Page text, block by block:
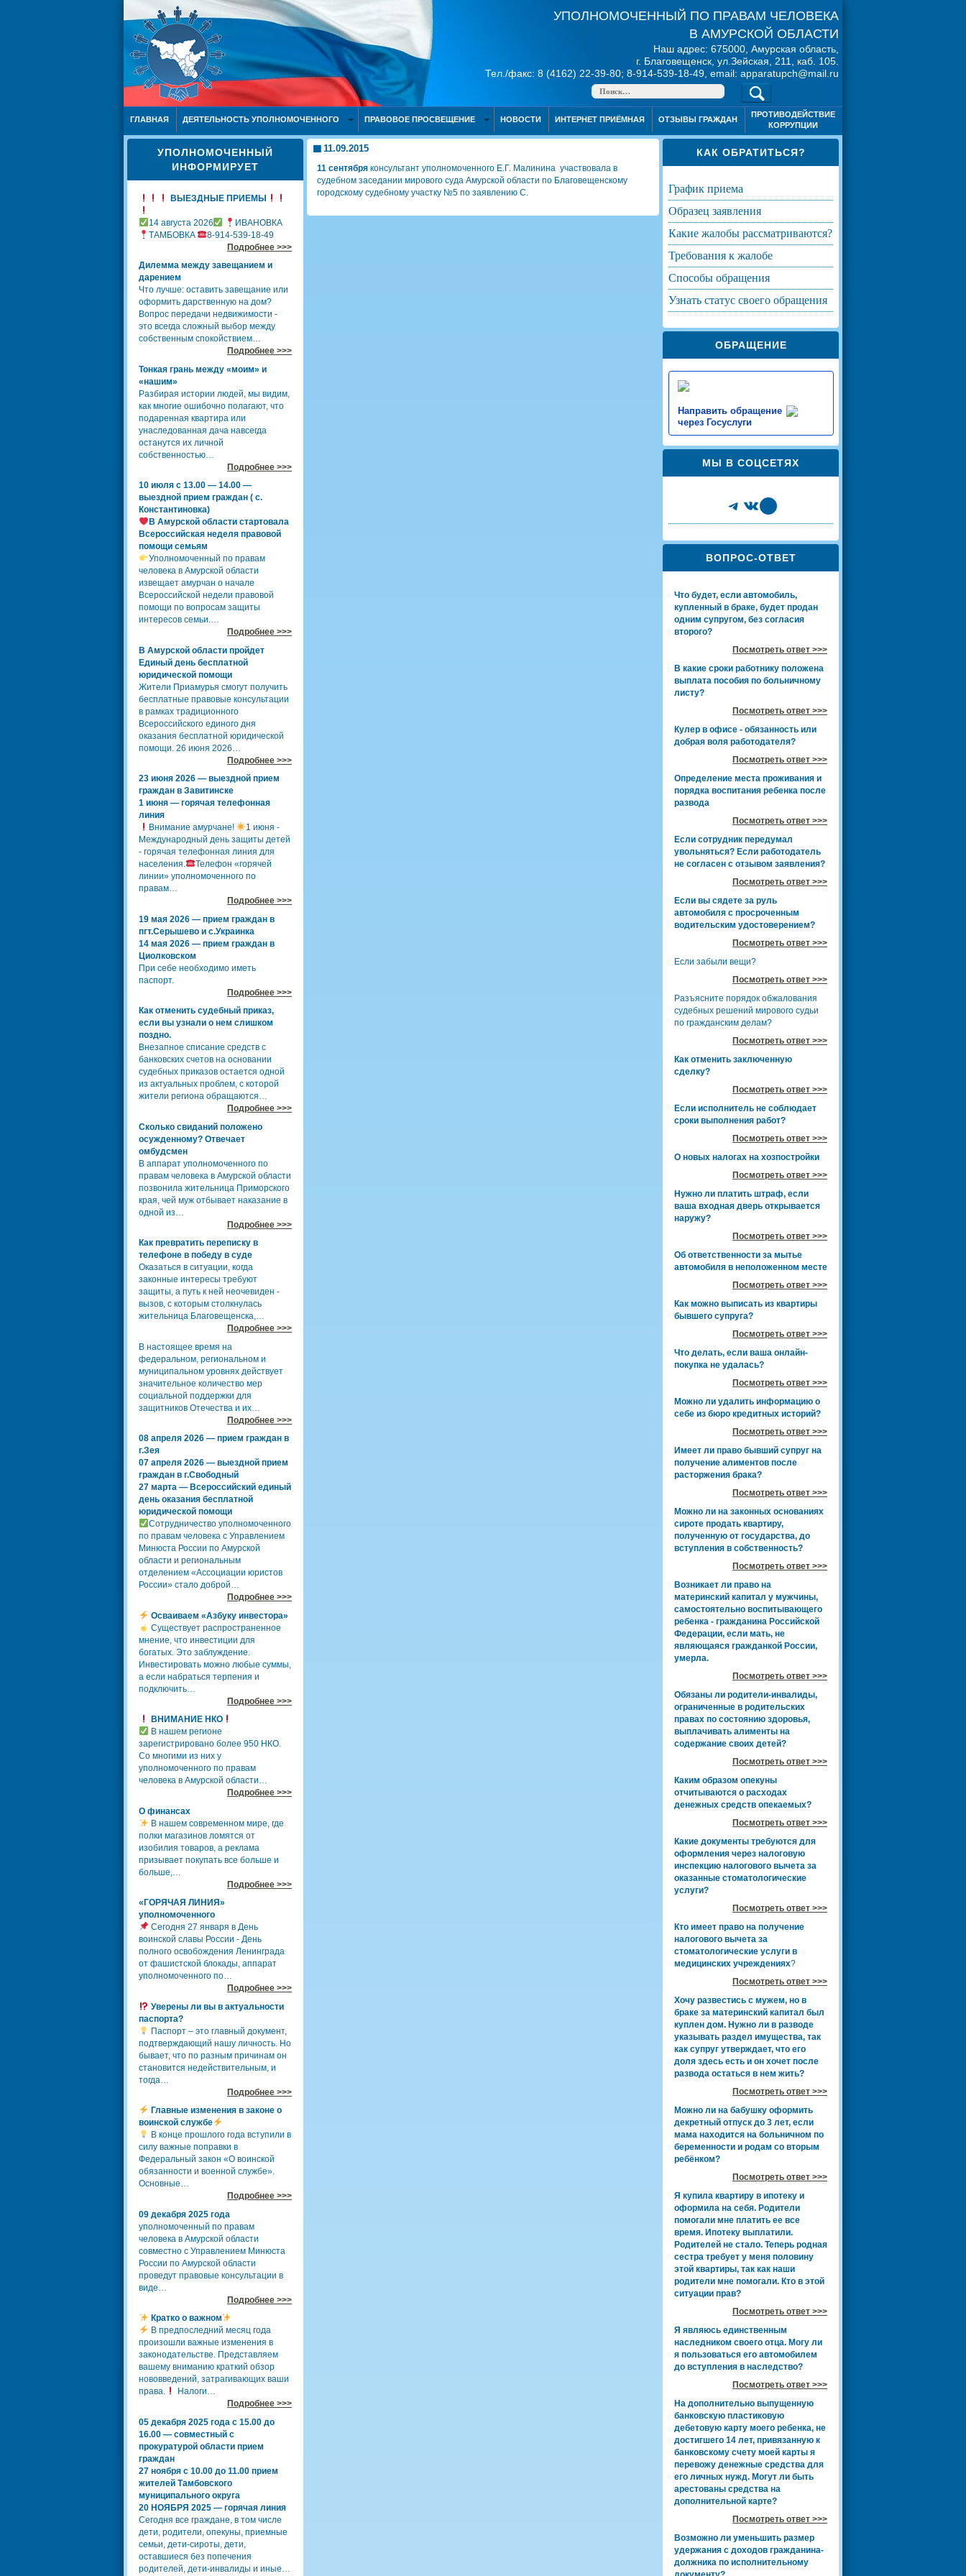
УПОЛНОМОЧЕННЫЙ ПО ПРАВАМ ЧЕЛОВЕКА
В АМУРСКОЙ ОБЛАСТИ
Наш адрес: 675000, Амурская область,
г. Благовещенск, ул.Зейская, 211, каб. 105.
Тел./факс: 8 (4162) 22-39-80; 8-914-539-18-49, email: apparatupch@mail.ru
ГЛАВНАЯ ДЕЯТЕЛЬНОСТЬ УПОЛНОМОЧЕННОГО ПРАВОВОЕ ПРОСВЕЩЕНИЕ НОВОСТИ ИНТЕРНЕТ ПРИЁМНАЯ ОТЗЫВЫ ГРАЖДАН
ПРОТИВОДЕЙСТВИЕ
КОРРУПЦИИ
УПОЛНОМОЧЕННЫЙ
ИНФОРМИРУЕТ
ВЫЕЗДНЫЕ ПРИЕМЫ
14 августа 2026
ИВАНОВКА
ТАМБОВКА
8-914-539-18-49
Подробнее >>>
Дилемма между завещанием и
дарением
Что лучше: оставить завещание или
оформить дарственную на дом?
Вопрос передачи недвижимости -
это всегда сложный выбор между
собственным спокойствием…
Подробнее >>>
Тонкая грань между «моим» и
«нашим»
Разбирая истории людей, мы видим,
как многие ошибочно полагают, что
подаренная квартира или
унаследованная дача навсегда
останутся их личной
собственностью…
Подробнее >>>
10 июля с 13.00 — 14.00 —
выездной прием граждан ( с.
Константиновка)
В Амурской области стартовала
Всероссийская неделя правовой
помощи семьям
Уполномоченный по правам
человека в Амурской области
извещает амурчан о начале
Всероссийской недели правовой
помощи по вопросам защиты
интересов семьи.…
Подробнее >>>
В Амурской области пройдет
Единый день бесплатной
юридической помощи
Жители Приамурья смогут получить
бесплатные правовые консультации
в рамках традиционного
Всероссийского единого дня
оказания бесплатной юридической
помощи. 26 июня 2026…
Подробнее >>>
23 июня 2026 — выездной прием
граждан в Завитинске
1 июня — горячая телефонная
линия
Внимание амурчане!
1 июня -
Международный день защиты детей
- горячая телефонная линия для
населения.
Телефон «горячей
линии» уполномоченного по
правам…
Подробнее >>>
19 мая 2026 — прием граждан в
пгт.Серышево и с.Украинка
14 мая 2026 — прием граждан в
Циолковском
При себе необходимо иметь
паспорт.
Подробнее >>>
Как отменить судебный приказ,
если вы узнали о нем слишком
поздно.
Внезапное списание средств с
банковских счетов на основании
судебных приказов остается одной
из актуальных проблем, с которой
жители региона обращаются…
Подробнее >>>
Сколько свиданий положено
осужденному? Отвечает
омбудсмен
В аппарат уполномоченного по
правам человека в Амурской области
позвонила жительница Приморского
края, чей муж отбывает наказание в
одной из…
Подробнее >>>
Как превратить переписку в
телефоне в победу в суде
Оказаться в ситуации, когда
законные интересы требуют
защиты, а путь к ней неочевиден -
вызов, с которым столкнулась
жительница Благовещенска,…
Подробнее >>>
В настоящее время на
федеральном, региональном и
муниципальном уровнях действует
значительное количество мер
социальной поддержки для
защитников Отечества и их…
Подробнее >>>
08 апреля 2026 — прием граждан в
г.Зея
07 апреля 2026 — выездной прием
граждан в г.Свободный
27 марта — Всероссийский единый
день оказания бесплатной
юридической помощи
Сотрудничество уполномоченного
по правам человека с Управлением
Минюста России по Амурской
области и региональным
отделением «Ассоциации юристов
России» стало доброй…
Подробнее >>>
Осваиваем «Азбуку инвестора»
Существует распространенное
мнение, что инвестиции для
богатых. Это заблуждение.
Инвестировать можно любые суммы,
а если набраться терпения и
подключить…
Подробнее >>>
ВНИМАНИЕ НКО
В нашем регионе
зарегистрировано более 950 НКО.
Со многими из них у
уполномоченного по правам
человека в Амурской области…
Подробнее >>>
О финансах
В нашем современном мире, где
полки магазинов ломятся от
изобилия товаров, а реклама
призывает покупать все больше и
больше,…
Подробнее >>>
«ГОРЯЧАЯ ЛИНИЯ»
уполномоченного
Сегодня 27 января в День
воинской славы России - День
полного освобождения Ленинграда
от фашистской блокады, аппарат
уполномоченного по…
Подробнее >>>
Уверены ли вы в актуальности
паспорта?
Паспорт – это главный документ,
подтверждающий нашу личность. Но
бывает, что по разным причинам он
становится недействительным, и
тогда…
Подробнее >>>
Главные изменения в законе о
воинской службе
В конце прошлого года вступили в
силу важные поправки в
Федеральный закон «О воинской
обязанности и военной службе».
Основные…
Подробнее >>>
09 декабря 2025 года
уполномоченный по правам
человека в Амурской области
совместно с Управлением Минюста
России по Амурской области
проведут правовые консультации в
виде…
Подробнее >>>
Кратко о важном
В предпоследний месяц года
произошли важные изменения в
законодательстве. Представляем
вашему вниманию краткий обзор
нововведений, затрагивающих ваши
права.
Налоги…
Подробнее >>>
05 декабря 2025 года с 15.00 до
16.00 — совместный с
прокуратурой области прием
граждан
27 ноября с 10.00 до 11.00 прием
жителей Тамбовского
муниципального округа
20 НОЯБРЯ 2025 — горячая линия
Сегодня все граждане, в том числе
дети, родители, опекуны, приемные
семьи, дети-сироты, дети,
оставшиеся без попечения
родителей, дети-инвалиды и иные…
11.09.2015
11 сентября консультант уполномоченного Е.Г. Малинина участвовала в
судебном заседании мирового суда Амурской области по Благовещенскому
городскому судебному участку №5 по заявлению С.
КАК ОБРАТИТЬСЯ?
график приема
образец заявления
какие жалобы рассматриваются?
требования к жалобе
способы обращения
узнать статус своего обращения
ОБРАЩЕНИЕ
Направить обращение
через Госуслуги
МЫ В СОЦСЕТЯХ
Telegram
VKShare Icon
ВОПРОС-ОТВЕТ
Что будет, если автомобиль,
купленный в браке, будет продан
одним супругом, без согласия
второго?
Посмотреть ответ >>>
В какие сроки работнику положена
выплата пособия по больничному
листу?
Посмотреть ответ >>>
Кулер в офисе - обязанность или
добрая воля работодателя?
Посмотреть ответ >>>
Определение места проживания и
порядка воспитания ребенка после
развода
Посмотреть ответ >>>
Если сотрудник передумал
увольняться? Если работодатель
не согласен с отзывом заявления?
Посмотреть ответ >>>
Если вы сядете за руль
автомобиля с просроченным
водительским удостоверением?
Посмотреть ответ >>>
Если забыли вещи?
Посмотреть ответ >>>
Разъясните порядок обжалования
судебных решений мирового судьи
по гражданским делам?
Посмотреть ответ >>>
Как отменить заключенную
сделку?
Посмотреть ответ >>>
Если исполнитель не соблюдает
сроки выполнения работ?
Посмотреть ответ >>>
О новых налогах на хозпостройки
Посмотреть ответ >>>
Нужно ли платить штраф, если
ваша входная дверь открывается
наружу?
Посмотреть ответ >>>
Об ответственности за мытье
автомобиля в неположенном месте
Посмотреть ответ >>>
Как можно выписать из квартиры
бывшего супруга?
Посмотреть ответ >>>
Что делать, если ваша онлайн-
покупка не удалась?
Посмотреть ответ >>>
Можно ли удалить информацию о
себе из бюро кредитных историй?
Посмотреть ответ >>>
Имеет ли право бывший супруг на
получение алиментов после
расторжения брака?
Посмотреть ответ >>>
Можно ли на законных основаниях
сироте продать квартиру,
полученную от государства, до
вступления в собственность?
Посмотреть ответ >>>
Возникает ли право на
материнский капитал у мужчины,
самостоятельно воспитывающего
ребенка - гражданина Российской
Федерации, если мать, не
являющаяся гражданкой России,
умерла.
Посмотреть ответ >>>
Обязаны ли родители-инвалиды,
ограниченные в родительских
правах по состоянию здоровья,
выплачивать алименты на
содержание своих детей?
Посмотреть ответ >>>
Каким образом опекуны
отчитываются о расходах
денежных средств опекаемых?
Посмотреть ответ >>>
Какие документы требуются для
оформления через налоговую
инспекцию налогового вычета за
оказанные стоматологические
услуги?
Посмотреть ответ >>>
Кто имеет право на получение
налогового вычета за
стоматологические услуги в
медицинских учреждениях?
Посмотреть ответ >>>
Хочу развестись с мужем, но в
браке за материнский капитал был
куплен дом. Нужно ли в разводе
указывать раздел имущества, так
как супруг утверждает, что его
доля здесь есть и он хочет после
развода остаться в нем жить?
Посмотреть ответ >>>
Можно ли на бабушку оформить
декретный отпуск до 3 лет, если
мама находится на больничном по
беременности и родам со вторым
ребёнком?
Посмотреть ответ >>>
Я купила квартиру в ипотеку и
оформила на себя. Родители
помогали мне платить ее все
время. Ипотеку выплатили.
Родителей не стало. Теперь родная
сестра требует у меня половину
этой квартиры, так как наши
родители мне помогали. Кто в этой
ситуации прав?
Посмотреть ответ >>>
Я являюсь единственным
наследником своего отца. Могу ли
я пользоваться его автомобилем
до вступления в наследство?
Посмотреть ответ >>>
На дополнительно выпущенную
банковскую пластиковую
дебетовую карту моего ребенка, не
достигшего 14 лет, привязанную к
банковскому счету моей карты я
перевожу денежные средства для
его личных нужд. Могут ли быть
арестованы средства на
дополнительной карте?
Посмотреть ответ >>>
Возможно ли уменьшить размер
удержания с доходов гражданина-
должника по исполнительному